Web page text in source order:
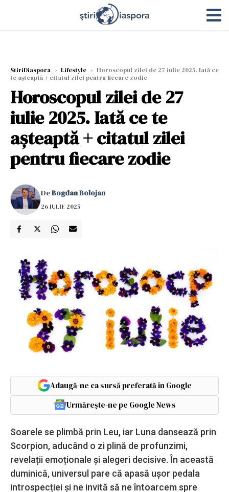
StiriDiaspora › Lifestyle › Horoscopul zilei de 27 iulie 2025. Iată ce
te așteaptă + citatul zilei pentru fiecare zodie
Horoscopul zilei de 27
iulie 2025. Iată ce te
așteaptă + citatul zilei
pentru fiecare zodie
DeBogdan Bolojan
26 IULIE 2025
Adaugă-ne ca sursă preferată în Google
Urmărește-ne pe Google News
Soarele se plimbă prin Leu, iar Luna dansează prin
Scorpion, aducând o zi plină de profunzimi,
revelații emoționale și alegeri decisive. În această
duminică, universul pare că apasă ușor pedala
introspecției și ne invită să ne întoarcem spre